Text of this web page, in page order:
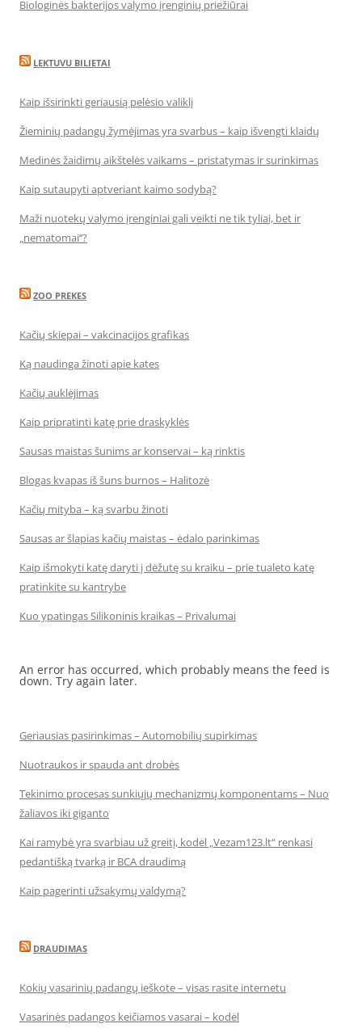
Biologinės bakterijos valymo įrenginių priežiūrai
LEKTUVU BILIETAI
Kaip išsirinkti geriausią pelėsio valiklį
Žieminių padangų žymėjimas yra svarbus – kaip išvengti klaidų
Medinės žaidimų aikštelės vaikams – pristatymas ir surinkimas
Kaip sutaupyti aptveriant kaimo sodybą?
Maži nuotekų valymo įrenginiai gali veikti ne tik tyliai, bet ir
„nematomai‘‘?
ZOO PREKES
Kačių skiepai – vakcinacijos grafikas
Ką naudinga žinoti apie kates
Kačių auklėjimas
Kaip pripratinti katę prie draskyklės
Sausas maistas šunims ar konservai – ką rinktis
Blogas kvapas iš šuns burnos – Halitozė
Kačių mityba – ką svarbu žinoti
Sausas ar šlapias kačių maistas – ėdalo parinkimas
Kaip išmokyti katę daryti į dėžutę su kraiku – prie tualeto katę
pratinkite su kantrybe
Kuo ypatingas Silikoninis kraikas – Privalumai
An error has occurred, which probably means the feed is
down. Try again later.
Geriausias pasirinkimas – Automobilių supirkimas
Nuotraukos ir spauda ant drobės
Tekinimo procesas sunkiųjų mechanizmų komponentams – Nuo
žaliavos iki giganto
Kai ramybė yra svarbiau už greitį, kodėl „Vezam123.lt“ renkasi
pedantišką tvarką ir BCA draudimą
Kaip pagerinti užsakymų valdymą?
DRAUDIMAS
Kokių vasarinių padangų ieškote – visas rasite internetu
Vasarinės padangos keičiamos vasarai – kodėl